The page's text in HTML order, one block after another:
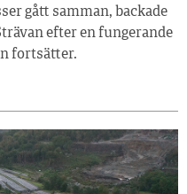
gått samman, backade
efter en fungerande
fortsätter.